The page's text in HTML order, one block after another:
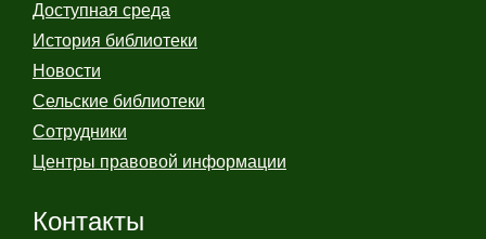
Доступная среда
История библиотеки
Новости
Сельские библиотеки
Сотрудники
Центры правовой информации
Контакты